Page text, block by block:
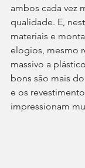
ambos cada vez
qualidade. E,
materiais e
elogios, mesmo
massivo a
bons são mais
e os
impressionam